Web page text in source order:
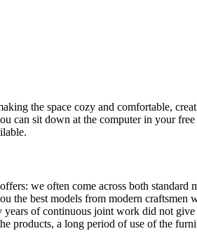
the space cozy and comfortable,
can sit down at the computer in your
we often come across both
the best models from modern
of continuous joint work did not
products, a long period of use of the